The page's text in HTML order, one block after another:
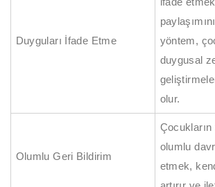
Duyguları İfade Etme
yöntem,
duygusal
olur.
Olumlu Geri Bildirim
olumlu
etmek,